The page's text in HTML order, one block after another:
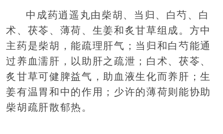
中成药逍遥丸由柴胡、当归、白芍、白
术、茯苓、薄荷、生姜和炙甘草组成。方中
主药是柴胡，能疏理肝气；当归和白芍能通
过养血濡肝，以助肝之疏泄；白术、茯苓、
炙甘草可健脾益气，助血液生化而养肝；生
姜有温胃和中的作用；少许的薄荷则能协助
柴胡疏肝散郁热。